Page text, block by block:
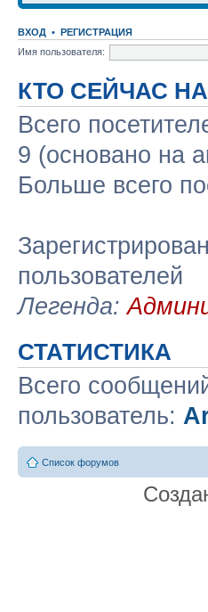
ВХОД • РЕГИСТРАЦИЯ
Имя пользователя:
КТО СЕЙЧАС
Всего
9 (основано на
Больше всего
пользователей
Легенда:
СТАТИСТИКА
Всего
пользователь:
Список форумов